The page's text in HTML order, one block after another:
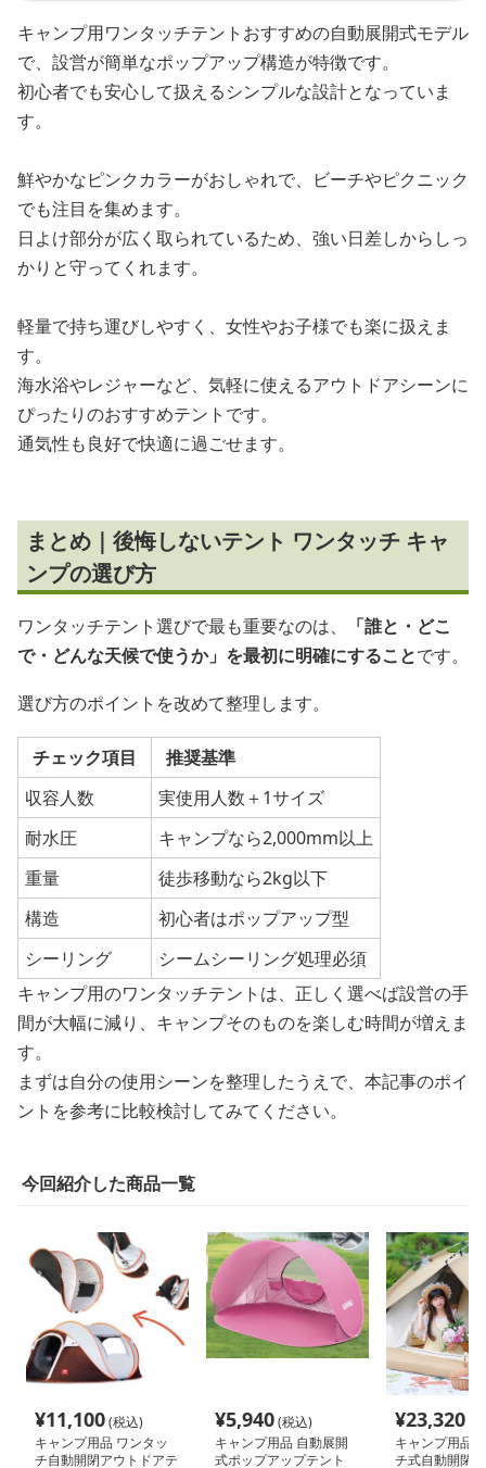
キャンプ用ワンタッチテントおすすめの自動展開式モデル
で、設営が簡単なポップアップ構造が特徴です。
初心者でも安心して扱えるシンプルな設計となっていま
す。
鮮やかなピンクカラーがおしゃれで、ビーチやピクニック
でも注目を集めます。
日よけ部分が広く取られているため、強い日差しからしっ
かりと守ってくれます。
軽量で持ち運びしやすく、女性やお子様でも楽に扱えま
す。
海水浴やレジャーなど、気軽に使えるアウトドアシーンに
ぴったりのおすすめテントです。
通気性も良好で快適に過ごせます。
まとめ｜後悔しないテント ワンタッチ キャ
ンプの選び方
ワンタッチテント選びで最も重要なのは、
「誰と・どこ
で・どんな天候で使うか」を最初に明確にすることです。
選び方のポイントを改めて整理します。
チェック項目
推奨基準
収容人数
実使用人数＋1サイズ
耐水圧
キャンプなら2,000mm以上
重量
徒歩移動なら2kg以下
構造
初心者はポップアップ型
シーリング
シームシーリング処理必須
キャンプ用のワンタッチテントは、正しく選べば設営の手
間が大幅に減り、キャンプそのものを楽しむ時間が増えま
す。
まずは自分の使用シーンを整理したうえで、本記事のポイ
ントを参考に比較検討してみてください。
今回紹介した商品一覧
¥11,100(税込)
キャンプ用品 ワンタッ
チ自動開閉アウトドアテ
¥5,940(税込)
キャンプ用品 自動展開
式ポップアップテント
¥23,320
キャンプ用品
チ式自動開閉